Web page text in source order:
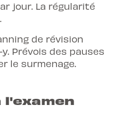
jour. La régularité
de révision
Prévois des pauses
le surmenage.